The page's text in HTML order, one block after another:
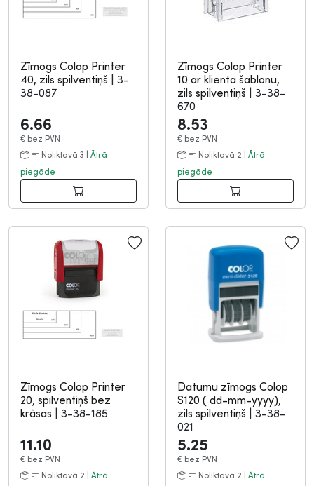
Zīmogs Colop Printer
40, zils spilventiņš
3-
38-087
6.66
€ bez PVN
Noliktavā 3 | Ātrā
piegāde
Zīmogs Colop Printer
10 ar klienta šablonu,
zils spilventiņš
3-38-
670
8.53
€ bez PVN
Noliktavā 2 | Ātrā
piegāde
Zīmogs Colop Printer
20, spilventiņš bez
krāsas
3-38-185
11.10
€ bez PVN
Noliktavā 2 | Ātrā
Datumu zīmogs Colop
S120 ( dd-mm-yyyy),
zils spilventiņš
3-38-
021
5.25
€ bez PVN
Noliktavā 2 | Ātrā